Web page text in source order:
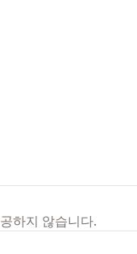
하지 않습니다.